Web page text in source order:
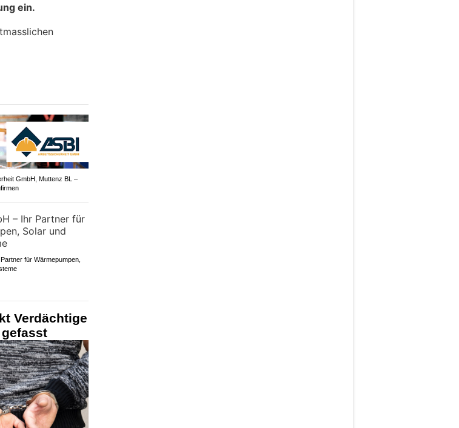
ein.
GmbH, Muttenz BL –
für Wärmepumpen,
Verdächtige